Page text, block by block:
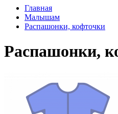
Главная
Малышам
Распашонки, кофточки
Распашонки,